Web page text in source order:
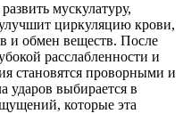
мускулатуру,
циркуляцию крови,
и обмен веществ. После
расслабленности и
становятся проворными и
ударов выбирается в
которые эта